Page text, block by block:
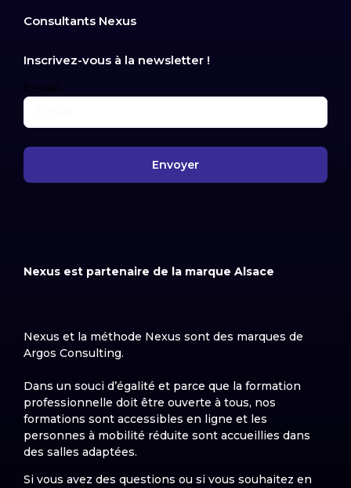
Consultants Nexus
Inscrivez-vous à la newsletter !
E-mail
Envoyer
Nexus est partenaire de la marque Alsace
Nexus et la méthode Nexus sont des marques de
Argos Consulting.
Dans un souci d’égalité et parce que la formation
professionnelle doit être ouverte à tous, nos
formations sont accessibles en ligne et les
personnes à mobilité réduite sont accueillies dans
des salles adaptées.
Si vous avez des questions ou si vous souhaitez en